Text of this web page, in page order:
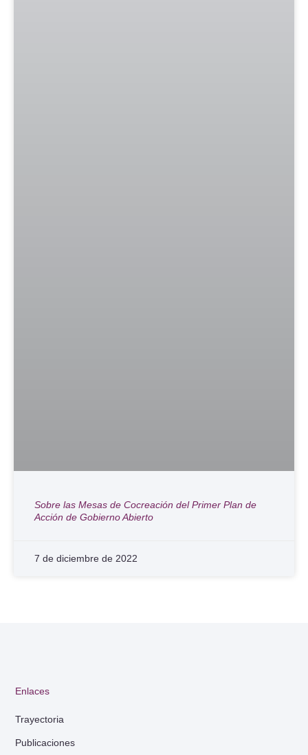
Sobre las Mesas de Cocreación del Primer Plan de
Acción de Gobierno Abierto
7 de diciembre de 2022
Enlaces
Trayectoria
Publicaciones